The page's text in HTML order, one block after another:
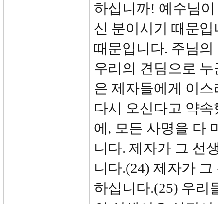
하십니까! 예수님
신 분이시기 때문
때문입니다. 주님
우리의 견딤으로
은 제자들에게 이
다시 오신다고 약
에, 모든 사명을 다
니다. 제자가 그 선
니다.(24) 제자가
하십니다.(25) 우리